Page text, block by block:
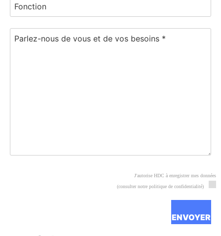
J'autorise HDC à enregistrer mes données
(consulter notre politique de confidentialité)